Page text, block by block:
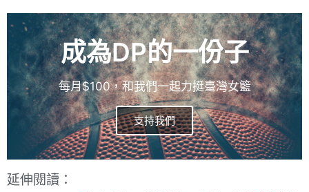
成為DP的一份子
每月$100，和我們一起力挺臺灣女籃
支持我們
延伸閱讀：